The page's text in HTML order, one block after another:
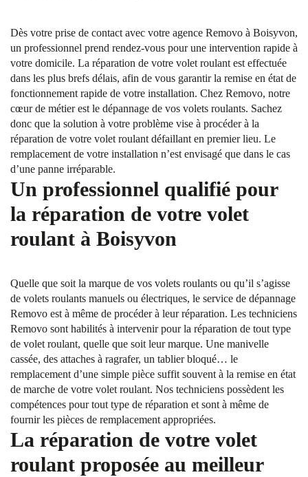
Dès votre prise de contact avec votre agence Removo à Boisyvon,
un professionnel prend rendez-vous pour une intervention rapide à
votre domicile. La réparation de votre volet roulant est effectuée
dans les plus brefs délais, afin de vous garantir la remise en état de
fonctionnement rapide de votre installation. Chez Removo, notre
cœur de métier est le dépannage de vos volets roulants. Sachez
donc que la solution à votre problème vise à procéder à la
réparation de votre volet roulant défaillant en premier lieu. Le
remplacement de votre installation n’est envisagé que dans le cas
d’une panne irréparable.
Un professionnel qualifié pour
la réparation de votre volet
roulant à Boisyvon
Quelle que soit la marque de vos volets roulants ou qu’il s’agisse
de volets roulants manuels ou électriques, le service de dépannage
Removo est à même de procéder à leur réparation. Les techniciens
Removo sont habilités à intervenir pour la réparation de tout type
de volet roulant, quelle que soit leur marque. Une manivelle
cassée, des attaches à ragrafer, un tablier bloqué… le
remplacement d’une simple pièce suffit souvent à la remise en état
de marche de votre volet roulant. Nos techniciens possèdent les
compétences pour tout type de réparation et sont à même de
fournir les pièces de remplacement appropriées.
La réparation de votre volet
roulant proposée au meilleur